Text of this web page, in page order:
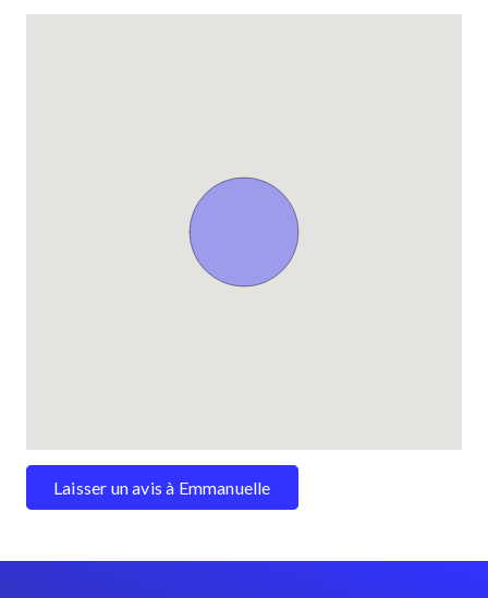
Laisser un avis à Emmanuelle